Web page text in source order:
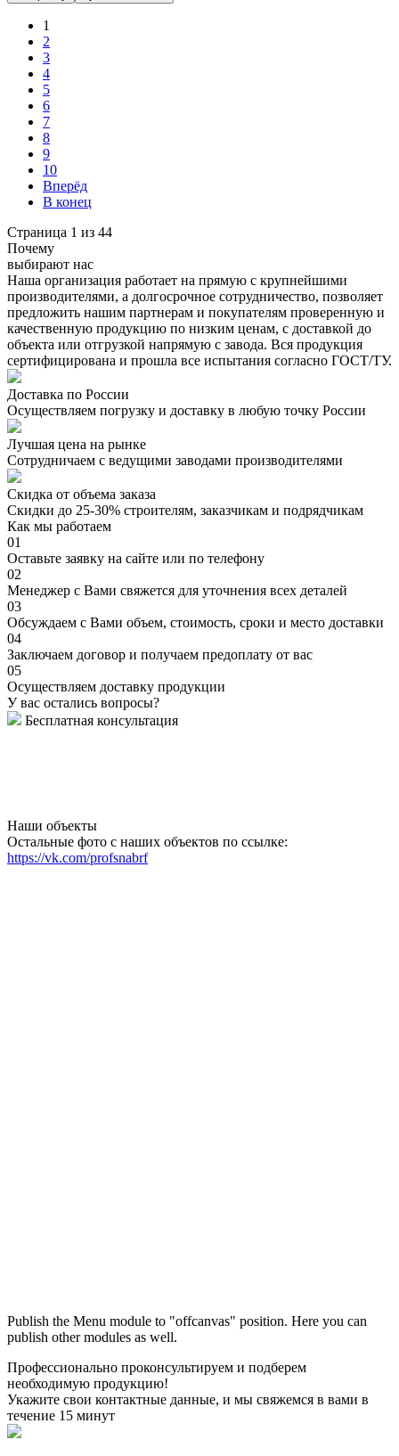
1
2
3
4
5
6
7
8
9
10
Вперёд
В конец
Страница 1 из 44
Почему
выбирают нас
Наша организация работает на прямую с крупнейшими
производителями, а долгосрочное сотрудничество, позволяет
предложить нашим партнерам и покупателям проверенную и
качественную продукцию по низким ценам, с доставкой до
объекта или отгрузкой напрямую с завода. Вся продукция
сертифицирована и прошла все испытания согласно ГОСТ/ТУ.
Доставка по России
Осуществляем погрузку и доставку в любую точку России
Лучшая цена на рынке
Сотрудничаем с ведущими заводами производителями
Скидка от объема заказа
Скидки до 25-30% строителям, заказчикам и подрядчикам
Как мы работаем
01
Оставьте заявку на сайте или по телефону
02
Менеджер с Вами свяжется для уточнения всех деталей
03
Обсуждаем с Вами объем, стоимость, сроки и место доставки
04
Заключаем договор и получаем предоплату от вас
05
Осуществляем доставку продукции
У вас остались вопросы?
Бесплатная консультация
Наши объекты
Остальные фото с наших объектов по ссылке:
https://vk.com/profsnabrf
Publish the Menu module to "offcanvas" position. Here you can
publish other modules as well.
консультант компании ПРОФСНАБ. Помогу
подобрать трубы, фитинги, колодцы или
насосное оборудование под вашу задачу и
Профессионально проконсультируем и подберем
необходимую продукцию!
Укажите свои контактные данные, и мы свяжемся в вами в
течение 15 минут